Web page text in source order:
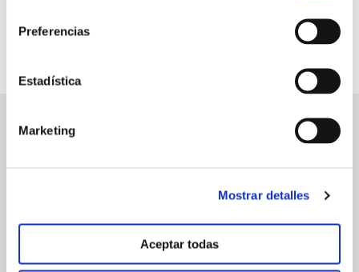
Preferencias
Estadística
Marketing
Mostrar detalles
Aceptar todas
Recibe invitaciones exclusivas a jornadas de formación y
webinars, asesoramiento técnico y nuestra newsletter.